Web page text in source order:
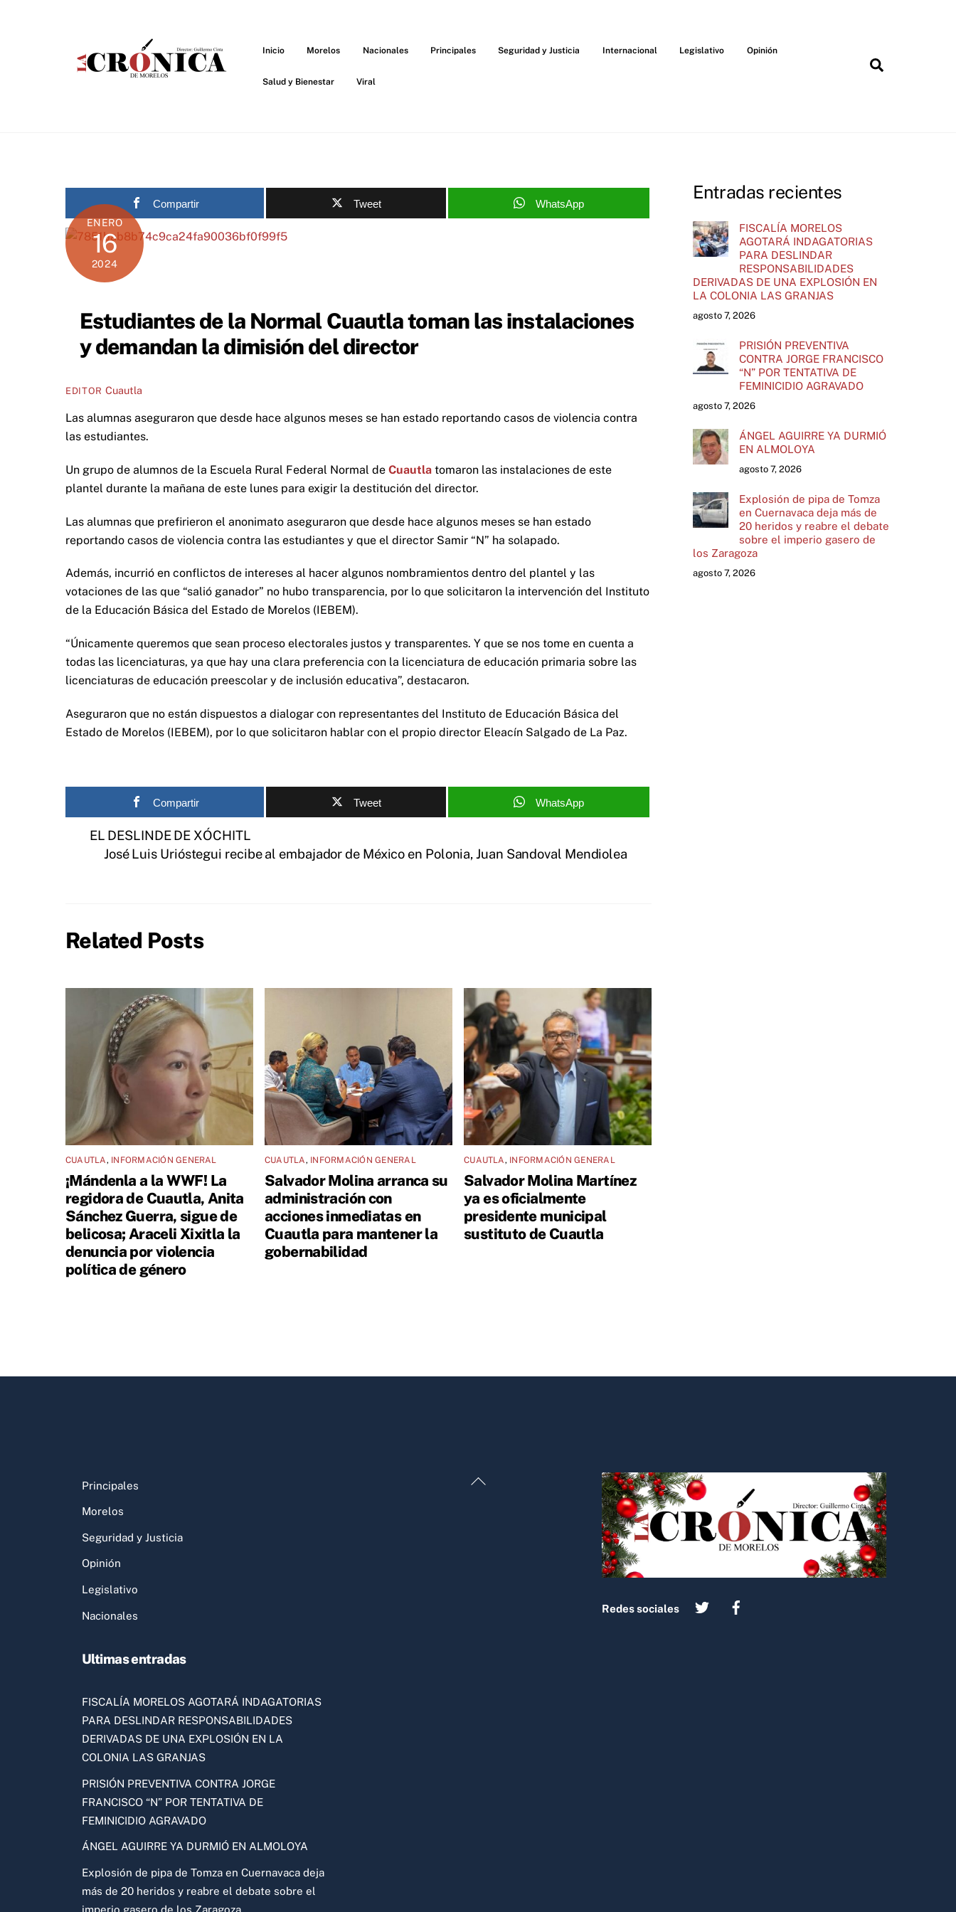
Inicio Morelos Nacionales Principales Seguridad y Justicia Internacional Legislativo Opinión
Salud y Bienestar Viral
Compartir Tweet WhatsApp
ENERO
16
2024
Estudiantes de la Normal Cuautla toman las instalaciones
y demandan la dimisión del director
EDITOR Cuautla
Las alumnas aseguraron que desde hace algunos meses se han estado reportando casos de violencia contra
las estudiantes.
Un grupo de alumnos de la Escuela Rural Federal Normal de Cuautla tomaron las instalaciones de este
plantel durante la mañana de este lunes para exigir la destitución del director.
Las alumnas que prefirieron el anonimato aseguraron que desde hace algunos meses se han estado
reportando casos de violencia contra las estudiantes y que el director Samir “N” ha solapado.
Además, incurrió en conflictos de intereses al hacer algunos nombramientos dentro del plantel y las
votaciones de las que “salió ganador” no hubo transparencia, por lo que solicitaron la intervención del Instituto
de la Educación Básica del Estado de Morelos (IEBEM).
“Únicamente queremos que sean proceso electorales justos y transparentes. Y que se nos tome en cuenta a
todas las licenciaturas, ya que hay una clara preferencia con la licenciatura de educación primaria sobre las
licenciaturas de educación preescolar y de inclusión educativa”, destacaron.
Aseguraron que no están dispuestos a dialogar con representantes del Instituto de Educación Básica del
Estado de Morelos (IEBEM), por lo que solicitaron hablar con el propio director Eleacín Salgado de La Paz.
Compartir Tweet WhatsApp
EL DESLINDE DE XÓCHITL
José Luis Urióstegui recibe al embajador de México en Polonia, Juan Sandoval Mendiolea
Related Posts
CUAUTLA, INFORMACIÓN GENERAL
¡Mándenla a la WWF! La
regidora de Cuautla, Anita
Sánchez Guerra, sigue de
belicosa; Araceli Xixitla la
denuncia por violencia
política de género
CUAUTLA, INFORMACIÓN GENERAL
Salvador Molina arranca su
administración con
acciones inmediatas en
Cuautla para mantener la
gobernabilidad
CUAUTLA, INFORMACIÓN GENERAL
Salvador Molina Martínez
ya es oficialmente
presidente municipal
sustituto de Cuautla
Entradas recientes
FISCALÍA MORELOS
AGOTARÁ INDAGATORIAS
PARA DESLINDAR
RESPONSABILIDADES
DERIVADAS DE UNA EXPLOSIÓN EN
LA COLONIA LAS GRANJAS
agosto 7, 2026
PRISIÓN PREVENTIVA
CONTRA JORGE FRANCISCO
“N” POR TENTATIVA DE
FEMINICIDIO AGRAVADO
agosto 7, 2026
ÁNGEL AGUIRRE YA DURMIÓ
EN ALMOLOYA
agosto 7, 2026
Explosión de pipa de Tomza
en Cuernavaca deja más de
20 heridos y reabre el debate
sobre el imperio gasero de
los Zaragoza
agosto 7, 2026
Back
Redes sociales
Principales
Morelos
Seguridad y Justicia
Opinión
Legislativo
Nacionales
Ultimas entradas
FISCALÍA MORELOS AGOTARÁ INDAGATORIAS
PARA DESLINDAR RESPONSABILIDADES
DERIVADAS DE UNA EXPLOSIÓN EN LA
COLONIA LAS GRANJAS
PRISIÓN PREVENTIVA CONTRA JORGE
FRANCISCO “N” POR TENTATIVA DE
FEMINICIDIO AGRAVADO
ÁNGEL AGUIRRE YA DURMIÓ EN ALMOLOYA
Explosión de pipa de Tomza en Cuernavaca deja
más de 20 heridos y reabre el debate sobre el
imperio gasero de los Zaragoza